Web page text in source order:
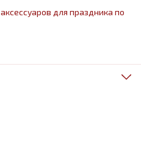
для праздника по